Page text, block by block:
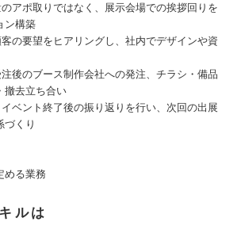
アポ取りではなく、展示会場での挨拶回りを
ン構築
の要望をヒアリングし、社内でデザインや資
後のブース制作会社への発注、チラシ・備品
撤去立ち合い
ベント終了後の振り返りを行い、次回の出展
づくり
める業務
ルは